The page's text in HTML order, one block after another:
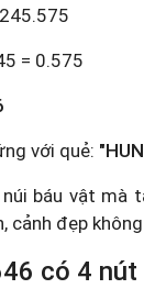
= 0.575
với quẻ:
núi báu vật
cảnh đẹp
có 4 nút